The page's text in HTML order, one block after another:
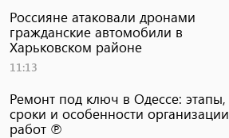
Россияне атаковали дронами
гражданские автомобили в
Харьковском районе
11:13
Ремонт под ключ в Одессе: этапы,
сроки и особенности организации
работ ℗